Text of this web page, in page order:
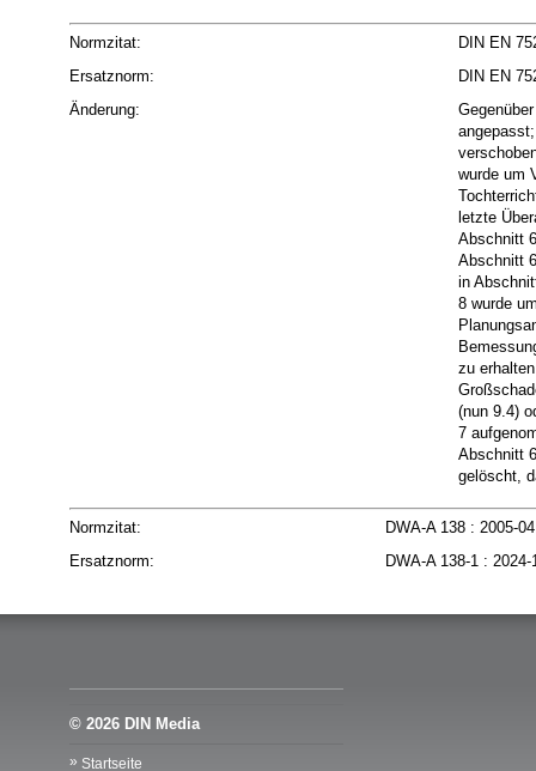
Normzitat:
DIN EN
Ersatznorm:
DIN EN
Änderung:
wurde um
letzte
Abschnitt
Abschnitt
in
8 wurde
zu
(nun 9.4)
7
Abschnitt
gelöscht,
Normzitat:
DWA-A 138 : 2005-
Ersatznorm:
DWA-A 138-1 :
© 2026 DIN Media
Startseite